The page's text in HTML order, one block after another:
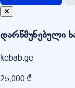
დარწმუნებული
kebab.ge
25,000 ₾